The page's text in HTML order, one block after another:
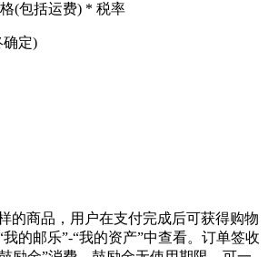
(包括运费) * 税率
确定)
的商品，用户在支付完成后可获得购物
的邮乐”-“我的资产”中查看。订单签收